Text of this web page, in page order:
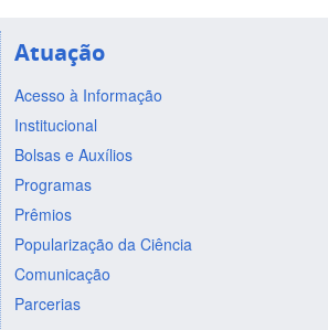
Atuação
Acesso à Informação
Institucional
Bolsas e Auxílios
Programas
Prêmios
Popularização da Ciência
Comunicação
Parcerias